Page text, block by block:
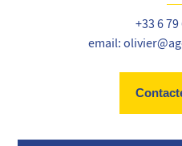
+33 6 79
email: